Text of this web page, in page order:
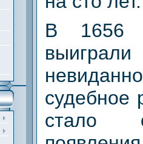
В 1656
судебное
стало